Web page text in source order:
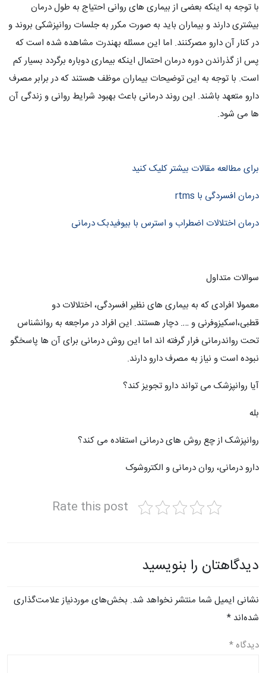
با توجه به اینکه بعضی از بیماری های روانی احتیاج به طول درمان
بیشتری دارند و بیماران باید به صورت مکرر به جلسات روانپزشکی بروند و
در کنار آن دارو مصرکنند. اما این مسئله بهندرت مشاهده شده است که
پس از گذراندن دوره درمان احتمال اینکه بیماری دوباره برگردد بسیار کم
است. با توجه به این توضیحات بیماران موظف هستند که در برابر مصرف
دارو متعهد باشند. این روند درمانی باعث بهبود شرایط روانی و زندگی آن
ها می شود.
برای مطالعه مقالات بیشتر کلیک کنید
درمان افسردگی با rtms
درمان اختلالات اضطراب و استرس با بیوفیدبک درمانی
سوالات متداول
معمولا افرادی که به بیماری های نظیر افسردگی، اختلالات دو
قطبی،اسکیزوفرنی و …. دچار هستند. این افراد در مراجعه به روانشناس
تحت رواندرمانی فرار گرفته اند اما این روش درمانی برای آن ها پاسخگو
نبوده است و نیاز به مصرف دارو دارند.
آیا روانپزشک می تواند دارو تجویز کند؟
بله
روانپزشک از چع روش های درمانی استفاده می کند؟
دارو درمانی، روان درمانی و الکتروشوک
Rate this post
دیدگاهتان را بنویسید
نشانی ایمیل شما منتشر نخواهد شد. بخش‌های موردنیاز علامت‌گذاری
شده‌اند *
دیدگاه *